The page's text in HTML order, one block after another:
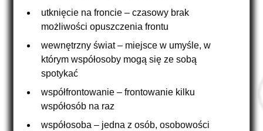
utknięcie na froncie – czasowy brak
możliwości opuszczenia frontu
wewnętrzny świat – miejsce w umyśle, w
którym współosoby mogą się ze sobą
spotykać
współfrontowanie – frontowanie kilku
współosób na raz
współosoba – jedna z osób, osobowości